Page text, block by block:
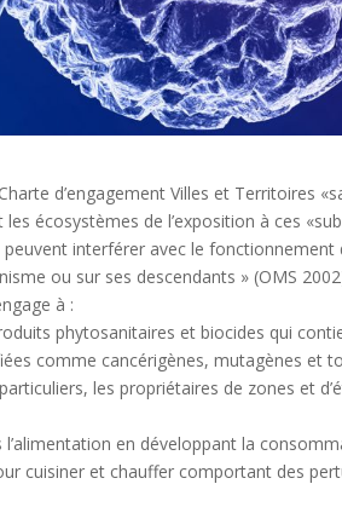
d’engagement Villes et Territoires
écosystèmes de l’exposition à ces
peuvent interférer avec le fonctionnement
ou sur ses descendants » (OMS
à :
phytosanitaires et biocides qui
comme cancérigènes, mutagènes et
les propriétaires de zones et
en développant la
cuisiner et chauffer comportant des